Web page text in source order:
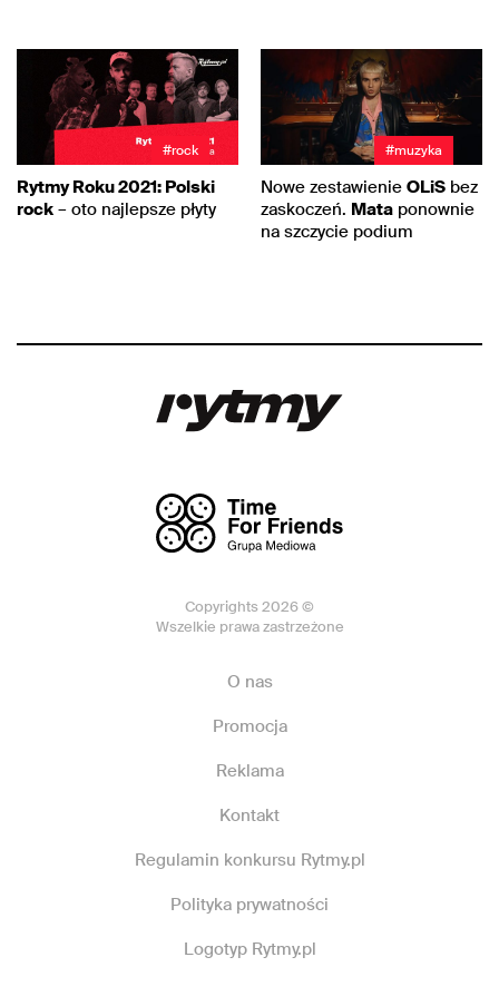
#rock
Rytmy Roku 2021: Polski
rock – oto najlepsze płyty
#muzyka
Nowe zestawienie OLiS bez
zaskoczeń. Mata ponownie
na szczycie podium
Copyrights 2026 ©
Wszelkie prawa zastrzeżone
O nas
Promocja
Reklama
Kontakt
Regulamin konkursu Rytmy.pl
Polityka prywatności
Logotyp Rytmy.pl